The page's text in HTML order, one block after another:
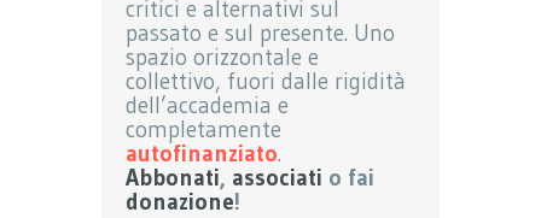
critici e alternativi sul
passato e sul presente. Uno
spazio orizzontale e
collettivo, fuori dalle rigidità
dell’accademia e
completamente
autofinanziato.
Abbonati, associati o fai
donazione!